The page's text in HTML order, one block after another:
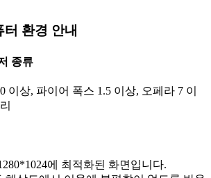
환경 안내
종류
이상, 파이어 폭스 1.5 이상, 오페라 7 이
에 최적화된 화면입니다.